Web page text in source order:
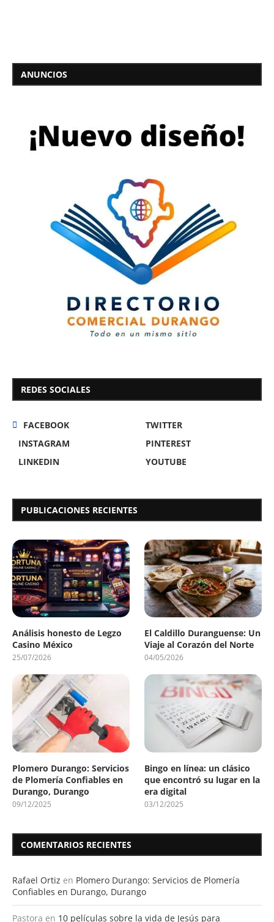
ANUNCIOS
REDES SOCIALES
FACEBOOK
TWITTER
INSTAGRAM
PINTEREST
LINKEDIN
YOUTUBE
PUBLICACIONES RECIENTES
Análisis honesto de Legzo
Casino México
25/07/2026
El Caldillo Duranguense: Un
Viaje al Corazón del Norte
04/05/2026
Plomero Durango: Servicios
de Plomería Confiables en
Durango, Durango
09/12/2025
Bingo en línea: un clásico
que encontró su lugar en la
era digital
03/12/2025
COMENTARIOS RECIENTES
Rafael Ortiz en Plomero Durango: Servicios de Plomería
Confiables en Durango, Durango
Pastora en 10 películas sobre la vida de Jesús para